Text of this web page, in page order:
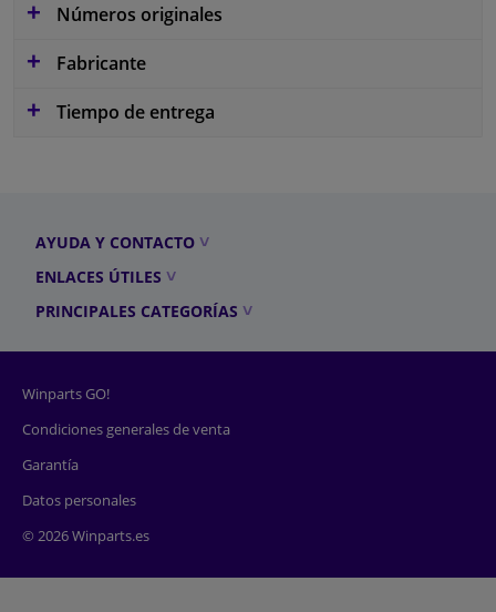
Números originales
Fabricante
Tiempo de entrega
AYUDA Y CONTACTO
ENLACES ÚTILES
PRINCIPALES CATEGORÍAS
Winparts GO!
Condiciones generales de venta
Garantía
Datos personales
© 2026 Winparts.es